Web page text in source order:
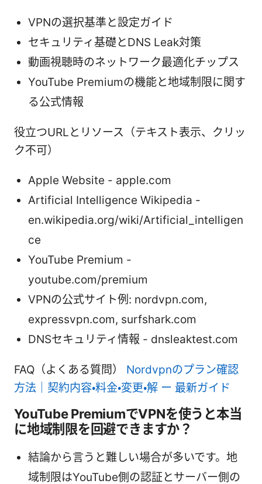
VPNの選択基準と設定ガイド
セキュリティ基礎とDNS Leak対策
動画視聴時のネットワーク最適化チップス
YouTube Premiumの機能と地域制限に関す
る公式情報
役立つURLとリソース（テキスト表示、クリッ
ク不可）
Apple Website - apple.com
Artificial Intelligence Wikipedia -
en.wikipedia.org/wiki/Artificial_intelligen
ce
YouTube Premium -
youtube.com/premium
VPNの公式サイト例: nordvpn.com,
expressvpn.com, surfshark.com
DNSセキュリティ情報 - dnsleaktest.com
FAQ（よくある質問） Nordvpnのプラン確認
方法｜契約内容・料金・変更・解 ー 最新ガイド
YouTube PremiumでVPNを使うと本当
に地域制限を回避できますか？
結論から言うと難しい場合が多いです。地
域制限はYouTube側の認証とサーバー側の